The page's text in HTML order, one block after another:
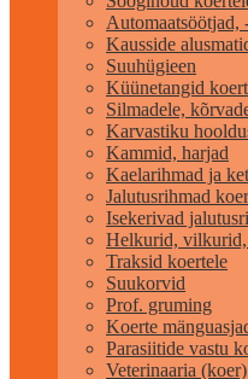
Automaatsöötjad,
Kausside
Suuhügieen
Küünetangid
Silmadele,
Karvastiku
Kammid, harjad
Kaelarihmad ja
Jalutusrihmad
Isekerivad
Helkurid, vilkurid,
Traksid koertele
Suukorvid
Prof. gruming
Koerte
Parasiitide vastu
Veterinaaria (koer)